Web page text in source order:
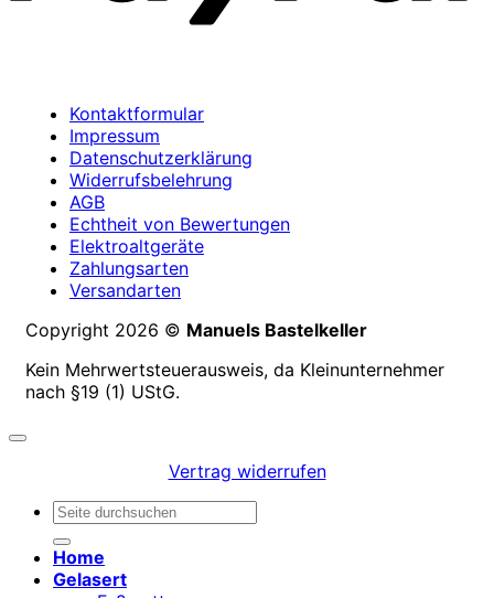
Kontaktformular
Impressum
Datenschutzerklärung
Widerrufsbelehrung
AGB
Echtheit von Bewertungen
Elektroaltgeräte
Zahlungsarten
Versandarten
Copyright 2026 © Manuels Bastelkeller
Kein Mehrwertsteuerausweis, da Kleinunternehmer
nach §19 (1) UStG.
Vertrag widerrufen
Suchen
Home
Gelasert